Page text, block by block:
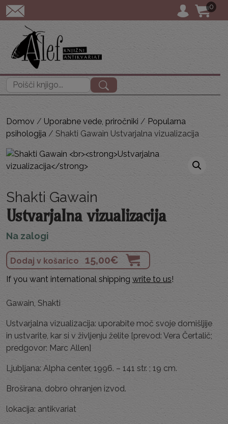
POŠTNINA:0
Išči:
Domov / Uporabne vede, priročniki / Popularna
psihologija / Shakti Gawain Ustvarjalna vizualizacija
Shakti Gawain
Ustvarjalna vizualizacija
Na zalogi
Dodaj v košarico 15,00€
If you want international shipping write to us!
Gawain, Shakti
Ustvarjalna vizualizacija: uporabite moč svoje domišljije
in ustvarite, kar si v življenju želite [prevod: Vera Čertalič;
predgovor: Marc Allen]
Ljubljana: Alpha center, 1996. – 141 str. ; 19 cm.
Broširana, dobro ohranjen izvod.
lokacija: antikvariat